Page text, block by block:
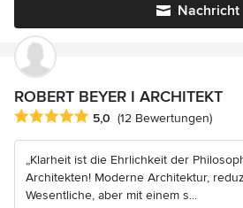
Nachricht
ROBERT BEYER I ARCHITEKT
Durchschnittliche Bewertung: 5 von 5
5,0 (12 Bewertungen)
„Klarheit ist die Ehrlichkeit der
Architekten! Moderne Architektur,
Wesentliche, aber mit einem s...